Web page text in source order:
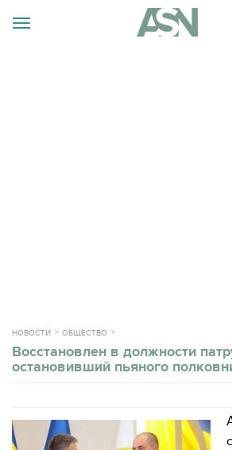
НОВОСТИ ОБЩЕСТВО
Восстановлен в должности
остановивший пьяного